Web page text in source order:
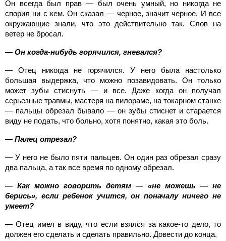
Он всегда был прав — был очень умный, но никогда не
спорил ни с кем. Он сказал — черное, значит черное. И все
окружающие знали, что это действительно так. Слов на
ветер не бросал.
— Он когда-нибудь горячился, гневался?
— Отец никогда не горячился. У него была настолько
большая выдержка, что можно позавидовать. Он только
может зубы стиснуть — и все. Даже когда он получал
серьезные травмы, мастеря на пилораме, на токарном станке
— пальцы обрезал бывало — он зубы стиснет и старается
виду не подать, что больно, хотя понятно, какая это боль.
— Палец отрезал?
— У него не было пяти пальцев. Он один раз обрезал сразу
два пальца, а так все время по одному обрезал.
— Как можно говорить детям — «не можешь — не
берись», если ребенок учится, он поначалу ничего не
умеет?
— Отец имел в виду, что если взялся за какое-то дело, то
должен его сделать и сделать правильно. Довести до конца.